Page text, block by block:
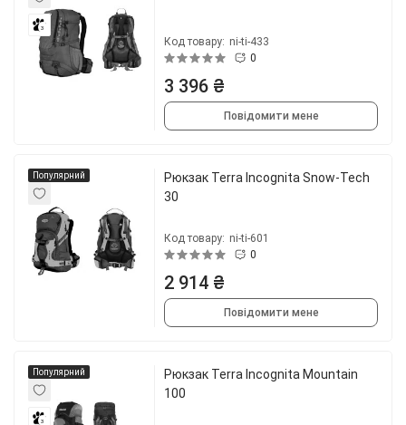
3
Код товару: ni-ti-433
0
3 396 ₴
Повідомити мене
Популярний
Рюкзак Terra Incognita Snow-Tech
30
Код товару: ni-ti-601
0
2 914 ₴
Повідомити мене
Популярний
3
Рюкзак Terra Incognita Mountain
100